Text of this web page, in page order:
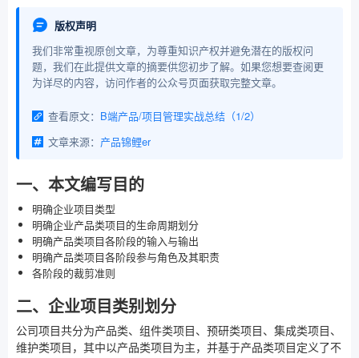
版权声明
我们非常重视原创文章，为尊重知识产权并避免潜在的版权问
题，我们在此提供文章的摘要供您初步了解。如果您想要查阅更
为详尽的内容，访问作者的公众号页面获取完整文章。
查看原文： B端产品/项目管理实战总结（1/2）
文章来源： 产品锦鲤er
一、本文编写目的
明确企业项目类型
明确企业产品类项目的生命周期划分
明确产品类项目各阶段的输入与输出
明确产品类项目各阶段参与角色及其职责
各阶段的裁剪准则
二、企业项目类别划分
公司项目共分为产品类、组件类项目、预研类项目、集成类项目、
维护类项目，其中以产品类项目为主，并基于产品类项目定义了不